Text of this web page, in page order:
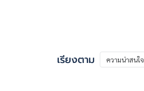
เรียงตาม ความน่าสนใจ